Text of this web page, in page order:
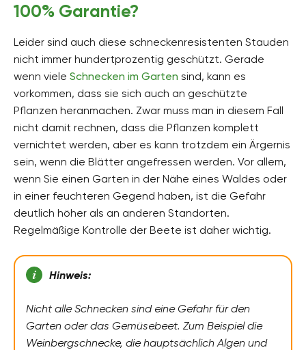
100% Garantie?
Leider sind auch diese schneckenresistenten Stauden
nicht immer hundertprozentig geschützt. Gerade
wenn viele Schnecken im Garten sind, kann es
vorkommen, dass sie sich auch an geschützte
Pflanzen heranmachen. Zwar muss man in diesem Fall
nicht damit rechnen, dass die Pflanzen komplett
vernichtet werden, aber es kann trotzdem ein Ärgernis
sein, wenn die Blätter angefressen werden. Vor allem,
wenn Sie einen Garten in der Nähe eines Waldes oder
in einer feuchteren Gegend haben, ist die Gefahr
deutlich höher als an anderen Standorten.
Regelmäßige Kontrolle der Beete ist daher wichtig.
Hinweis:
Nicht alle Schnecken sind eine Gefahr für den
Garten oder das Gemüsebeet. Zum Beispiel die
Weinbergschnecke, die hauptsächlich Algen und